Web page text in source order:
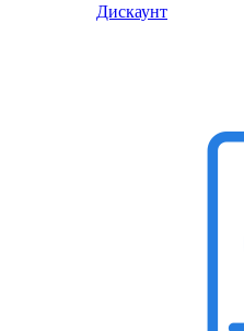
Дискаунт